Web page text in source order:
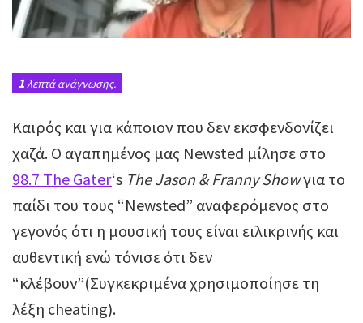
1 λεπτά ανάγνωσης.
Καιρός και για κάποιον που δεν εκσφενδονίζει
χαζά. Ο αγαπημένος μας Newsted μίλησε στο
98.7 The Gater‘s The Jason & Franny Showγια το
παίδι του τους “Νewsted” αναφερόμενος στο
γεγονός ότι η μουσική τους είναι ειλικρινής και
αυθεντική ενώ τόνισε ότι δεν
“κλέβουν”(Συγκεκριμένα χρησιμοποίησε τη
λέξη cheating).